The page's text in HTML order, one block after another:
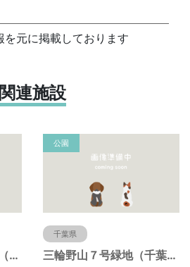
元に掲載しております
関連施設
三輪野山７－２号緑地（千葉県流山市）
公園
千葉県
三輪野山７号緑地（千葉県流山市）